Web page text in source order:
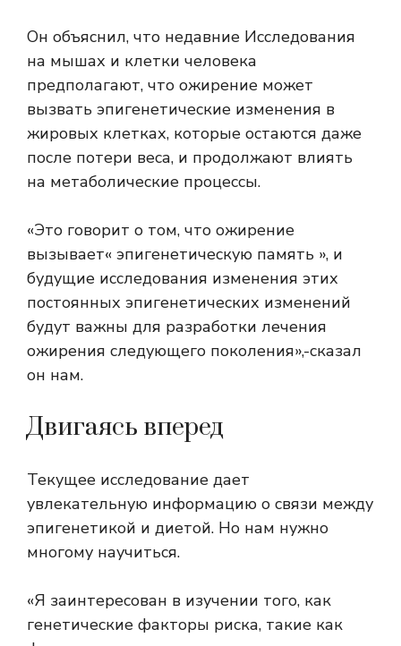
Он объяснил, что недавние Исследования
на мышах и клетки человека
предполагают, что ожирение может
вызвать эпигенетические изменения в
жировых клетках, которые остаются даже
после потери веса, и продолжают влиять
на метаболические процессы.
«Это говорит о том, что ожирение
вызывает« эпигенетическую память », и
будущие исследования изменения этих
постоянных эпигенетических изменений
будут важны для разработки лечения
ожирения следующего поколения»,-сказал
он нам.
Двигаясь вперед
Текущее исследование дает
увлекательную информацию о связи между
эпигенетикой и диетой. Но нам нужно
многому научиться.
«Я заинтересован в изучении того, как
генетические факторы риска, такие как